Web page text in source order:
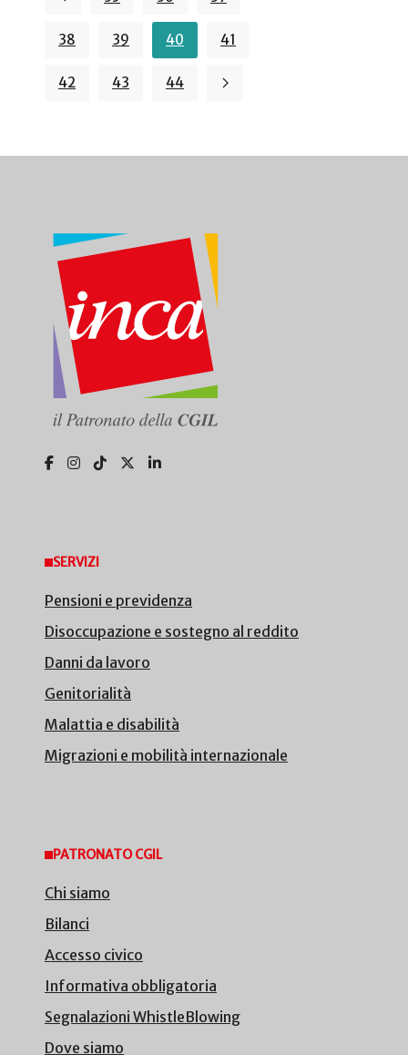
38 39 40 41
42 43 44
SERVIZI
Pensioni e previdenza
Disoccupazione e sostegno al reddito
Danni da lavoro
Genitorialità
Malattia e disabilità
Migrazioni e mobilità internazionale
PATRONATO CGIL
Chi siamo
Bilanci
Accesso civico
Informativa obbligatoria
Segnalazioni WhistleBlowing
Dove siamo